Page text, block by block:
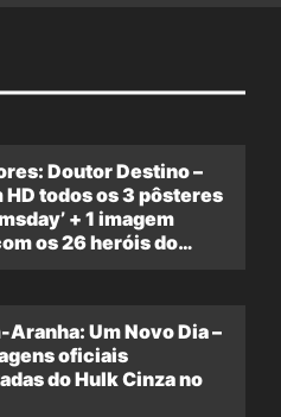
Doutor Destino –
HD todos os 3 pôsteres
+ 1 imagem
os 26 heróis do
Aranha: Um Novo Dia –
oficiais
do Hulk Cinza no